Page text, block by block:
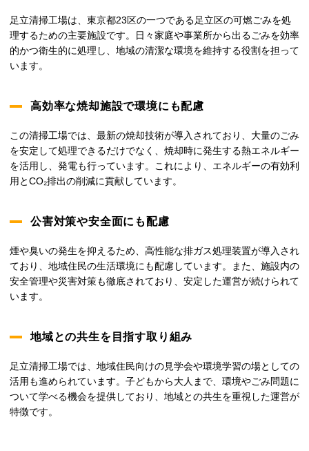
足立清掃工場は、東京都23区の一つである足立区の可燃ごみを処
理するための主要施設です。日々家庭や事業所から出るごみを効率
的かつ衛生的に処理し、地域の清潔な環境を維持する役割を担って
います。
高効率な焼却施設で環境にも配慮
この清掃工場では、最新の焼却技術が導入されており、大量のごみ
を安定して処理できるだけでなく、焼却時に発生する熱エネルギー
を活用し、発電も行っています。これにより、エネルギーの有効利
用とCO₂排出の削減に貢献しています。
公害対策や安全面にも配慮
煙や臭いの発生を抑えるため、高性能な排ガス処理装置が導入され
ており、地域住民の生活環境にも配慮しています。また、施設内の
安全管理や災害対策も徹底されており、安定した運営が続けられて
います。
地域との共生を目指す取り組み
足立清掃工場では、地域住民向けの見学会や環境学習の場としての
活用も進められています。子どもから大人まで、環境やごみ問題に
ついて学べる機会を提供しており、地域との共生を重視した運営が
特徴です。